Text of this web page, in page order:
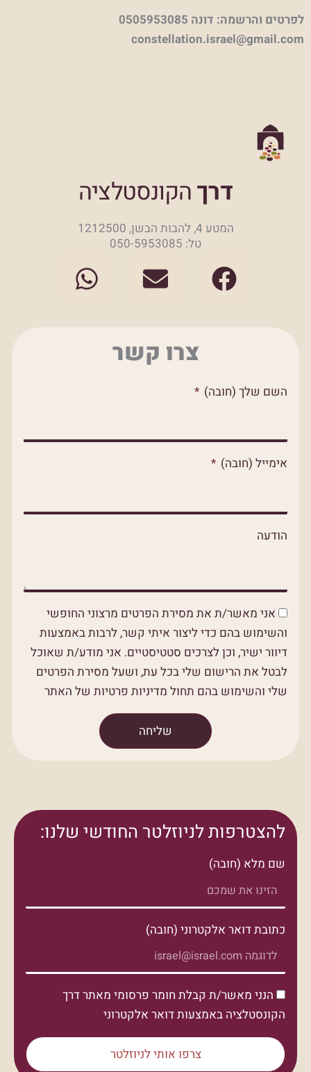
לפרטים והרשמה: דונה 0505953085
constellation.israel@gmail.com
דרךהקונסטלציה
המטע 4, להבות הבשן, 1212500
טל: 050-5953085
F
a
o
k
E
n
l
e
W
h
p
צרו קשר
השם שלך (חובה)
אימייל (חובה)
הודעה
אני מאשר/ת את מסירת הפרטים מרצוני החופשי
והשימוש בהם כדי ליצור איתי קשר, לרבות באמצעות
דיוור ישיר, וכן לצרכים סטטיסטיים. אני מודע/ת שאוכל
לבטל את הרישום שלי בכל עת, ושעל מסירת הפרטים
שלי והשימוש בהם תחול מדיניות פרטיות של האתר
שליחה
להצטרפות לניוזלטר החודשי שלנו:
שם מלא (חובה)
כתובת דואר אלקטרוני (חובה)
הנני מאשר/ת קבלת חומר פרסומי מאתר דרך
הקונסטלציה באמצעות דואר אלקטרוני
צרפו אותי לניוזלטר